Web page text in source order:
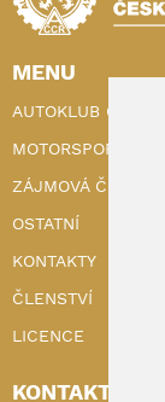
MENU
AUTOKLUB ČR
MOTORSPORT
ZÁJMOVÁ ČINNOST
OSTATNÍ
KONTAKTY
ČLENSTVÍ
LICENCE
KONTAKTY